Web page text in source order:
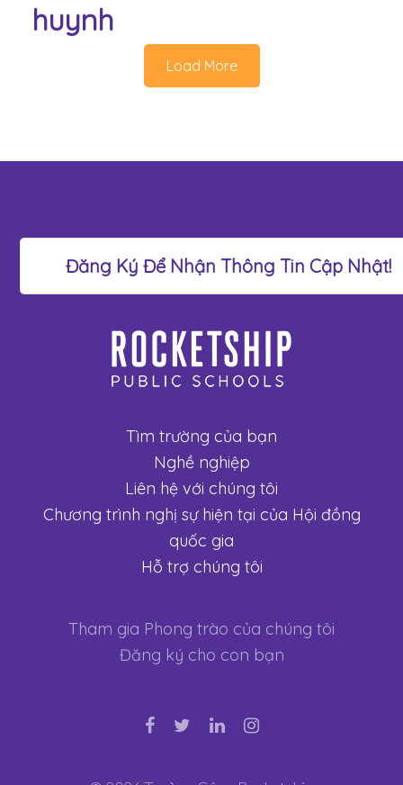
huynh
Load More
Tìm trường của bạn
Nghề nghiệp
Liên hệ với chúng tôi
Chương trình nghị sự hiện tại của Hội đồng
quốc gia
Hỗ trợ chúng tôi
Tham gia Phong trào của chúng tôi
Đăng ký cho con bạn